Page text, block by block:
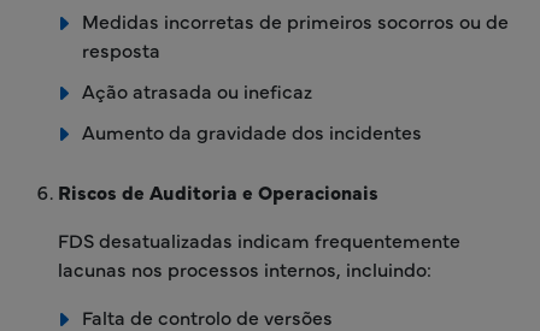
Medidas incorretas de primeiros socorros ou de
resposta
Ação atrasada ou ineficaz
Aumento da gravidade dos incidentes
Riscos de Auditoria e Operacionais
FDS desatualizadas indicam frequentemente
lacunas nos processos internos, incluindo:
Falta de controlo de versões